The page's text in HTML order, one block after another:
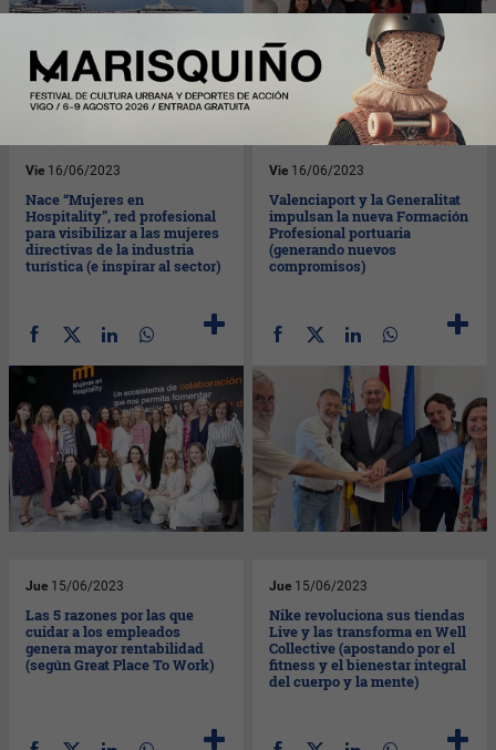
Vie 16/06/2023
Nace “Mujeres en
Hospitality”, red profesional
para visibilizar a las mujeres
directivas de la industria
turística (e inspirar al sector)
Vie 16/06/2023
Valenciaport y la Generalitat
impulsan la nueva Formación
Profesional portuaria
(generando nuevos
compromisos)
Jue 15/06/2023
Las 5 razones por las que
cuidar a los empleados
genera mayor rentabilidad
(según Great Place To Work)
Jue 15/06/2023
Nike revoluciona sus tiendas
Live y las transforma en Well
Collective (apostando por el
fitness y el bienestar integral
del cuerpo y la mente)